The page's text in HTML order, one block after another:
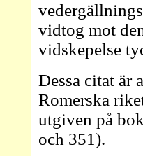
vidtog mot
vidskepelse
Dessa citat är
Romerska
utgiven på
och 351).